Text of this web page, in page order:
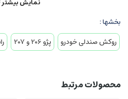
شده است تا عمر این محصول افزایش یابد، در
سنگین و ابر ضخیم استفاده شده است تا جنس
جلوه‌ی زیباتری بر روی صندلی خودرو شما ایجاد
مقاومت در برابر عوامل محیطی:
قابلیت شستشو:
نمایش بیشتر
بخشها :
روکش صندلی خودرو
پژو 206 و 207
محصولات مرتبط